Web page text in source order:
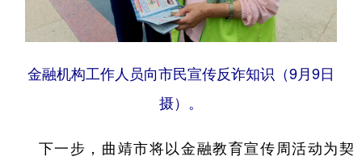
金融机构工作人员向市民宣传反诈知识（9月9日
摄）。
下一步，曲靖市将以金融教育宣传周活动为契